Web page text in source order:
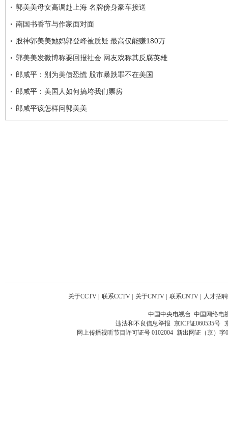
郭美美母女高调赴上海 名牌傍身豪车接送
南国书香节与作家面对面
股神郭美美她妈郭登峰被质疑 最高仅能赚180万
郭美美发微博称要回报社会 网友戏称其反腐英雄
郎咸平：别为美债恐慌 股市暴跌罪不在美国
郎咸平：美国人如何搞垮我们票房
郎咸平该怎样问郭美美
关于CCTV 联系CCTV 关于CNTV 联系CNTV 人才招聘
中国中央电视台 中国网络电
违法和不良信息举报 京ICP证060535号
网上传播视听节目许可证号 0102004 新出网证（京）